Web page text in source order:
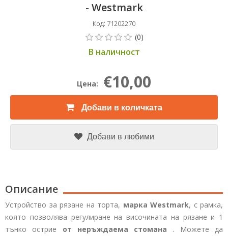
- Westmark
Код: 71202270
В наличност
Цена: €10,00
Добави в количката
Добави в любими
Описание
Устройство за рязане на торта, марка Westmark, с рамка,
която позволява регулиране на височината на рязане и 1
тънко острие от неръждаема стомана . Можете да